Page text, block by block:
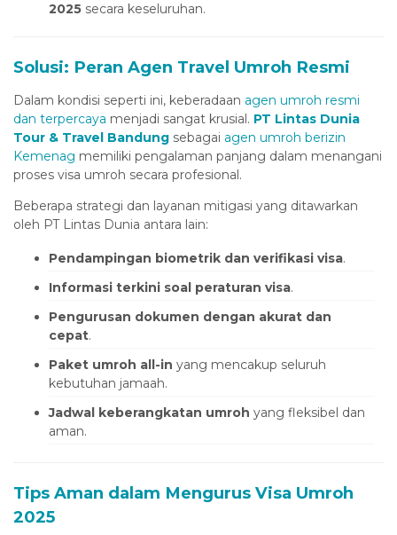
panel
panel
panel
panel
panel
panel
panel
panel
panel
panel
panel
panel
2025 secara keseluruhan.
Solusi: Peran Agen Travel Umroh Resmi
Dalam kondisi seperti ini, keberadaan agen umroh resmi
dan terpercaya menjadi sangat krusial. PT Lintas Dunia
Tour & Travel Bandung sebagai agen umroh berizin
Kemenag memiliki pengalaman panjang dalam menangani
proses visa umroh secara profesional.
Beberapa strategi dan layanan mitigasi yang ditawarkan
oleh PT Lintas Dunia antara lain:
Pendampingan biometrik dan verifikasi visa.
Informasi terkini soal peraturan visa.
Pengurusan dokumen dengan akurat dan
cepat.
Paket umroh all-in yang mencakup seluruh
kebutuhan jamaah.
Jadwal keberangkatan umroh yang fleksibel dan
aman.
Tips Aman dalam Mengurus Visa Umroh
2025